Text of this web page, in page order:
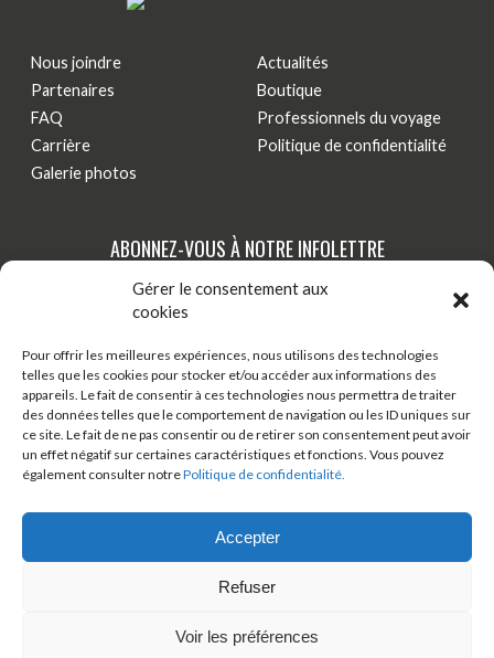
Gérer le consentement aux
cookies
Pour offrir les meilleures expériences, nous utilisons des technologies
telles que les cookies pour stocker et/ou accéder aux informations des
appareils. Le fait de consentir à ces technologies nous permettra de traiter
des données telles que le comportement de navigation ou les ID uniques sur
ce site. Le fait de ne pas consentir ou de retirer son consentement peut avoir
un effet négatif sur certaines caractéristiques et fonctions. Vous pouvez
également consulter notrePolitique de confidentialité.
Accepter
Refuser
Voir les préférences
Nous joindre
Partenaires
FAQ
Carrière
Galerie photos
Actualités
Boutique
Professionnels du voyage
Politique de confidentialité
ABONNEZ-VOUS À NOTRE INFOLETTRE
Tenez-vous au courant de nos dernières actualités,
nouveautés et promotions par courriel!
S'INSCRIRE
TÉLÉCHARGER ONDAGO
BOUTIQUE EN LIGNE
© 2026 Tous droits réservés - Véloroute des bleuets
Artisans Web